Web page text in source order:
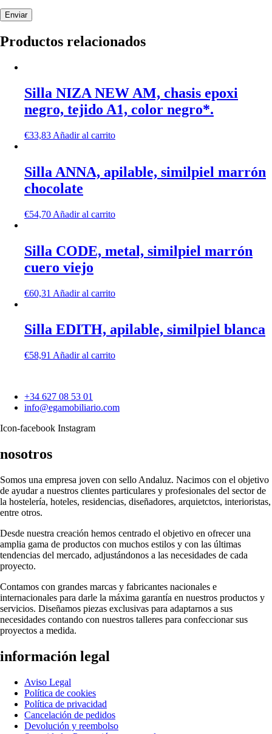
Productos relacionados
Silla NIZA NEW AM, chasis epoxi
negro, tejido A1, color negro*.
€33,83 Añadir al carrito
Silla ANNA, apilable, similpiel marrón
chocolate
€54,70 Añadir al carrito
Silla CODE, metal, similpiel marrón
cuero viejo
€60,31 Añadir al carrito
Silla EDITH, apilable, similpiel blanca
€58,91 Añadir al carrito
+34 627 08 53 01
info@egamobiliario.com
Icon-facebook Instagram
nosotros
Somos una empresa joven con sello Andaluz. Nacimos con el objetivo
de ayudar a nuestros clientes particulares y profesionales del sector de
la hostelería, hoteles, residencias, diseñadores, arquietctos, interioristas,
entre otros.
Desde nuestra creación hemos centrado el objetivo en ofrecer una
amplia gama de productos con muchos estilos y con las últimas
tendencias del mercado, adjustándonos a las necesidades de cada
proyecto.
Contamos con grandes marcas y fabricantes nacionales e
internacionales para darle la máxima garantía en nuestros productos y
servicios. Diseñamos piezas exclusivas para adaptarnos a sus
necesidades contando con nuestros talleres para confeccionar sus
proyectos a medida.
información legal
Aviso Legal
Política de cookies
Política de privacidad
Cancelación de pedidos
Devolución y reembolso